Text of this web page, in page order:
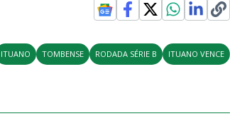
ITUANO TOMBENSE RODADA SÉRIE B ITUANO VENCE